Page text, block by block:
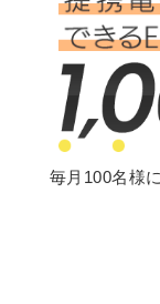
毎月100名様